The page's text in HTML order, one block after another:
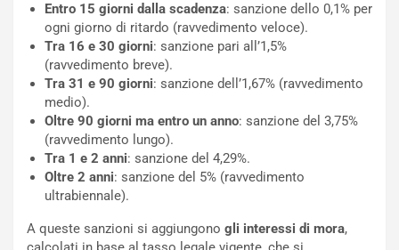
Entro 15 giorni dalla scadenza: sanzione dello 0,1% per
ogni giorno di ritardo (ravvedimento veloce).
Tra 16 e 30 giorni: sanzione pari all’1,5%
(ravvedimento breve).
Tra 31 e 90 giorni: sanzione dell’1,67% (ravvedimento
medio).
Oltre 90 giorni ma entro un anno: sanzione del 3,75%
(ravvedimento lungo).
Tra 1 e 2 anni: sanzione del 4,29%.
Oltre 2 anni: sanzione del 5% (ravvedimento
ultrabiennale).
A queste sanzioni si aggiungono gli interessi di mora,
P
W
R
s